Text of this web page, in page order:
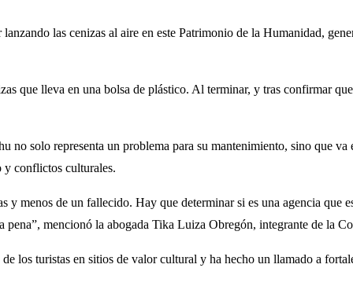
las cenizas al aire en este Patrimonio de la Humanidad,
que lleva en una bolsa de plástico. Al terminar, y tras confirmar
no solo representa un problema para su mantenimiento, sino que
y conflictos culturales.
y menos de un fallecido. Hay que determinar si es una agencia que
mencionó la abogada Tika Luiza Obregón, integrante de la
los turistas en sitios de valor cultural y ha hecho un llamado a